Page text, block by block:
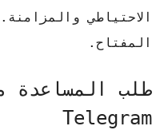
الاحتياطي والمزامنة.
المفتاح.
طلب المساعدة
Telegram